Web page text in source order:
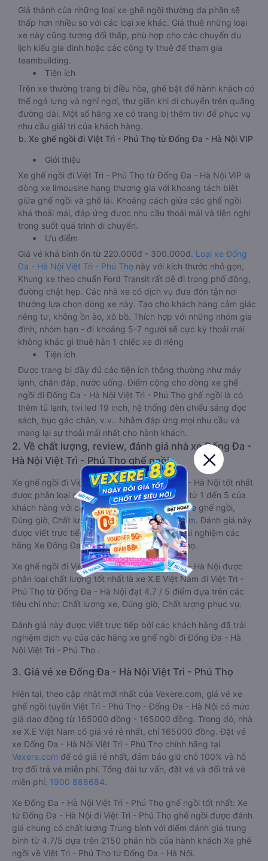
Giá thành của những loại xe ghế ngồi thường đa phần sẽ
thấp hơn nhiều so với các loại xe khác. Giá thuê những loại
xe này cũng tương đối thấp, phù hợp cho các chuyến du
lịch kiểu gia đình hoặc các công ty thuê để tham gia
teambuilding.
Tiện ích
Trên xe thường trang bị điều hòa, ghế bật để hành khách có
thể ngả lưng và nghỉ ngơi, thư giãn khi di chuyển trên quãng
đường dài. Một số hãng xe có trang bị thêm tivi để phục vụ
nhu cầu giải trí của khách hàng.
b. Xe ghế ngồi đi Việt Trì - Phú Thọ từ Đống Đa - Hà Nội VIP
Giới thiệu
Xe ghế ngồi đi Việt Trì - Phú Thọ từ Đống Đa - Hà Nội VIP là
dòng xe limousine hạng thương gia với khoang tách biệt
giữa ghế ngồi và ghế lái. Khoảng cách giữa các ghế ngồi
khá thoải mái, đáp ứng được nhu cầu thoải mái và tiện nghi
trong suốt quá trình di chuyển.
Ưu điểm
Giá vé khá bình ổn từ 220.000đ - 300.000đ. Loại xe Đống
Đa - Hà Nội Việt Trì - Phú Thọ này với kích thước nhỏ gọn,
Khung xe theo chuẩn Ford Transit rất dễ đi trong phố đông,
đường chật hẹp. Các nhà xe có dịch vụ đưa đón tận nơi
thường lựa chọn dòng xe này. Tạo cho khách hàng cảm giác
riêng tư, không ồn ào, xô bồ. Thích hợp với những nhóm gia
đình, nhóm bạn - đi khoảng 5-7 người sẽ cực kỳ thoải mái
không khác gì thuê hẳn 1 chiếc xe đi riêng
Tiện ích
Được trang bị đầy đủ các tiện ích thông thường như máy
lạnh, chăn đắp, nước uống. Điểm cộng cho dòng xe ghế
ngồi đi Đống Đa - Hà Nội Việt Trì - Phú Thọ ghế ngồi là có
thêm tủ lạnh, tivi led 19 inch, hệ thống đèn chiếu sáng đọc
sách, bục gác chân, v.v.. Nhằm đáp ứng mọi nhu cầu và
mang lại sự thoải mái nhất cho hành khách.
2. Về chất lượng, review, đánh giá nhà xe Đống Đa -
Hà Nội Việt Trì - Phú Thọ ghế ngồi
Xe ghế ngồi đi Việt Trì - Phú Thọ từ Đống Đa - Hà Nội tốt nhất
được phân loại chất lượng dựa trên đánh giá từ 1 đến 5 của
khách hàng với các tiêu chí như: Chất lượng xe ghế ngồi,
Đúng giờ, Chất lượng phục vụ trênVexere.com. Đánh giá này
được viết trực tiếp bởi các khách hàng đã trải nghiệm các
hãng Xe Đống Đa - Hà Nội đi Việt Trì - Phú Thọ.
Xe ghế ngồi đi Việt Trì - Phú Thọ từ Đống Đa - Hà Nội được
phân loại chất lượng tốt nhất là xe X.E Việt Nam đi Việt Trì -
Phú Thọ từ Đống Đa - Hà Nội đạt 4.7 / 5 điểm dựa trên các
tiêu chí như: Chất lượng xe, Đúng giờ, Chất lượng phục vụ.
Đánh giá này được viết trực tiếp bởi các khách hàng đã trải
nghiệm dịch vụ của các hãng xe ghế ngồi đi Đống Đa - Hà
Nội Việt Trì - Phú Thọ .
3. Giá vé xe Đống Đa - Hà Nội Việt Trì - Phú Thọ
Hiện tại, theo cập nhật mới nhất của Vexere.com, giá vé xe
ghế ngồi tuyến Việt Trì - Phú Thọ - Đống Đa - Hà Nội có mức
giá dao động từ 165000 đồng - 165000 đồng. Trong đó, nhà
xe X.E Việt Nam có giá vé rẻ nhất, chỉ 165000 đồng. Đặt vé
xe Đống Đa - Hà Nội Việt Trì - Phú Thọ chính hãng tại
Vexere.com để có giá rẻ nhất, đảm bảo giữ chỗ 100% và hỗ
trợ đổi trả vé miễn phí. Tổng đài tư vấn, đặt vé và đổi trả vé
miễn phí: 1900 888684.
Xe Đống Đa - Hà Nội Việt Trì - Phú Thọ ghế ngồi tốt nhất: Xe
từ Đống Đa - Hà Nội đi Việt Trì - Phú Thọ ghế ngồi được đánh
giá chung có chất lượng Trung bình với điểm đánh giá trung
bình từ 4.7/5 dựa trên 2150 phản hồi của hành khách Xe ghế
ngồi về Việt Trì - Phú Thọ từ Đống Đa - Hà Nội.